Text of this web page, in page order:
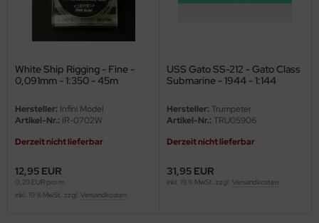
White Ship Rigging - Fine -
0,091mm - 1:350 - 45m
Hersteller: Infini Model
Artikel-Nr.: IR-0702W
Derzeit nicht lieferbar
12,95 EUR
0,29 EUR pro m
inkl. 19 % MwSt. zzgl. Versandkosten
USS Gato SS-212 - Gato Class
Submarine - 1944 - 1:144
Hersteller: Trumpeter
Artikel-Nr.: TRU05906
Derzeit nicht lieferbar
31,95 EUR
inkl. 19 % MwSt. zzgl. Versandkosten
Wall Hobby
2000
Craft